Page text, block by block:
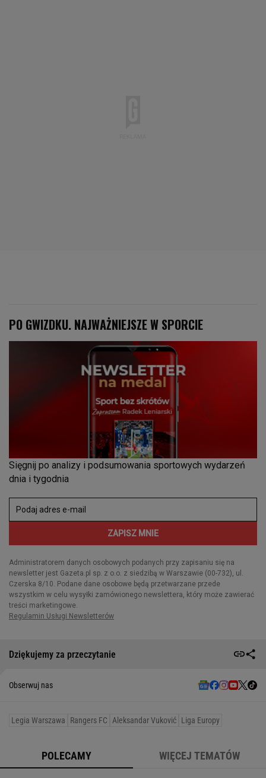
Dziękujemy za przeczytanie
Obserwuj nas
Legia Warszawa Rangers FC Aleksandar Vuković Liga Europy
POLECAMY WIĘCEJ TEMATÓW